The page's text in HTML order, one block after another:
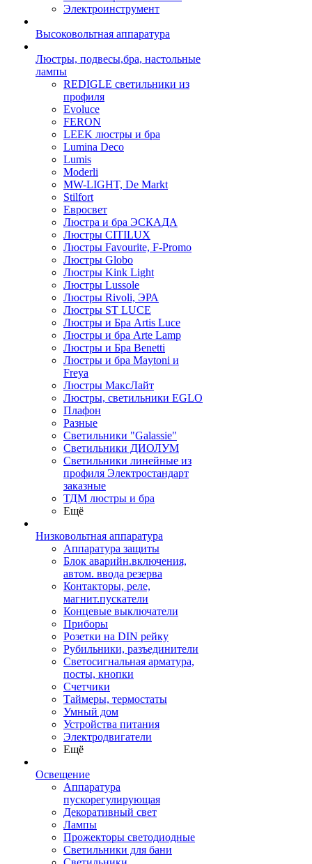
Электроинструмент
Высоковольтная аппаратура
Люстры, подвесы,бра, настольные
лампы
REDIGLE светильники из
профиля
Evoluce
FERON
LEEK люстры и бра
Lumina Deco
Lumis
Moderli
MW-LIGHT, De Markt
Stilfort
Евросвет
Люстра и бра ЭСКАДА
Люстры CITILUX
Люстры Favourite, F-Promo
Люстры Globo
Люстры Kink Light
Люстры Lussole
Люстры Rivoli, ЭРА
Люстры ST LUCE
Люстры и Бра Artis Luce
Люстры и бра Arte Lamp
Люстры и Бра Benetti
Люстры и бра Maytoni и
Freya
Люстры МаксЛайт
Люстры, светильники EGLO
Плафон
Разные
Светильники "Galassie"
Светильники ДИОЛУМ
Светильники линейные из
профиля Электростандарт
заказные
ТДМ люстры и бра
Ещё
Низковольтная аппаратура
Аппаратура защиты
Блок аварийн.включения,
автом. ввода резерва
Контакторы, реле,
магнит.пускатели
Концевые выключатели
Приборы
Розетки на DIN рейку
Рубильники, разъединители
Светосигнальная арматура,
посты, кнопки
Счетчики
Таймеры, термостаты
Умный дом
Устройства питания
Электродвигатели
Ещё
Освещение
Аппаратура
пускорегулирующая
Декоративный свет
Лампы
Прожекторы светодиодные
Светильники для бани